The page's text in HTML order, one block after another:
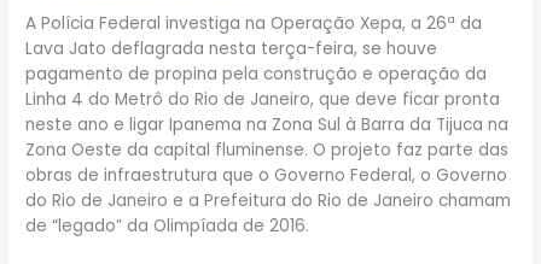
A Polícia Federal investiga na Operação Xepa, a 26ª da
Lava Jato deflagrada nesta terça-feira, se houve
pagamento de propina pela construção e operação da
Linha 4 do Metrô do Rio de Janeiro, que deve ficar pronta
neste ano e ligar Ipanema na Zona Sul à Barra da Tijuca na
Zona Oeste da capital fluminense. O projeto faz parte das
obras de infraestrutura que o Governo Federal, o Governo
do Rio de Janeiro e a Prefeitura do Rio de Janeiro chamam
de “legado” da Olimpíada de 2016.